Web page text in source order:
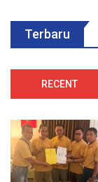
Terbaru
RECENT